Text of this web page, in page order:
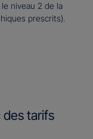
niveau 2 de la
prescrits).
des tarifs